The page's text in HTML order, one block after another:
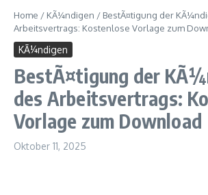
Home / KÃ¼ndigen / BestÃ¤tigung der
Arbeitsvertrags: Kostenlose Vorlage zum
KÃ¼ndigen
BestÃ¤tigung der
des Arbeitsvertrags:
Vorlage zum Download
Oktober 11, 2025